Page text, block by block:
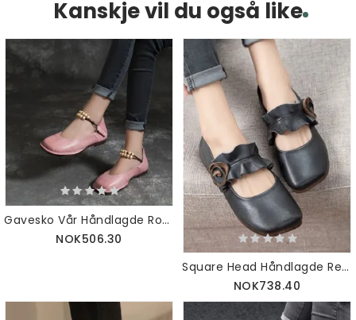
Kanskje vil du også like
Gavesko Vår Håndlagde Rosa Flate Sko For Kvinner
NOK506.30
Square Head Håndlagde Retro Flate Sko
NOK738.40